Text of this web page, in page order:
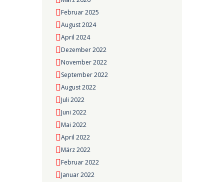
Februar 2025
August 2024
April 2024
Dezember 2022
November 2022
September 2022
August 2022
Juli 2022
Juni 2022
Mai 2022
April 2022
März 2022
Februar 2022
Januar 2022